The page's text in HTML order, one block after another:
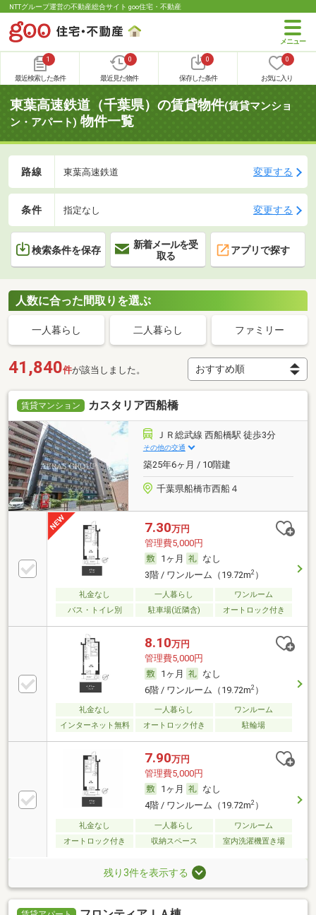
NTTグループ運営の不動産総合サイト goo住宅・不動産
1
最近検索した条件
0
最近見た物件
0
保存した条件
0
お気に入り
東葉高速鉄道（千葉県）の賃貸物件(賃貸マンショ
ン・アパート) 物件一覧
路線 東葉高速鉄道 変更する
条件 指定なし 変更する
検索条件を保存
新着メールを受
取る
アプリで探す
人数に合った間取りを選ぶ
一人暮らし 二人暮らし ファミリー
41,840件が該当しました。
賃貸マンション カスタリア西船橋
ＪＲ総武線 西船橋駅 徒歩3分
その他の交通
築25年6ヶ月 / 10階建
千葉県船橋市西船４
7.30万円
管理費5,000円
1ヶ月
なし
3階 / ワンルーム（19.72m2）
礼金なし 一人暮らし
ワンルーム
バス・トイレ別
駐車場(近隣含) オートロック付き
8.10万円
管理費5,000円
1ヶ月
なし
6階 / ワンルーム（19.72m2）
礼金なし 一人暮らし
ワンルーム
インターネット無料
オートロック付き 駐輪場
7.90万円
管理費5,000円
1ヶ月
なし
4階 / ワンルーム（19.72m2）
礼金なし 一人暮らし
ワンルーム
オートロック付き
収納スペース 室内洗濯機置き場
残り3件を表示する